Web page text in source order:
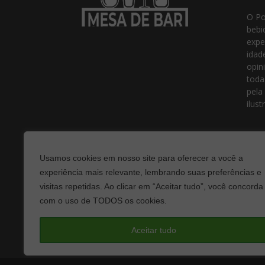
Usamos cookies em nosso site para oferecer a você a
experiência mais relevante, lembrando suas preferências e
visitas repetidas. Ao clicar em “Aceitar tudo”, você concorda
com o uso de TODOS os cookies.
Aceitar tudo
O